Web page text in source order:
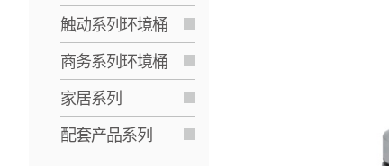
触动系列环境桶
商务系列环境桶
家居系列
配套产品系列